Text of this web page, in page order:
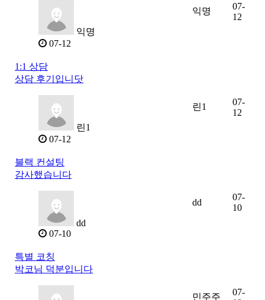
익명
07-12
익명
07-
12
1:1 상담
상담 후기입니닷
린1
07-12
린1
07-
12
블랙 컨설팅
감사했습니다
dd
07-10
dd
07-
10
특별 코칭
박코님 덕분입니다
민주주
07-